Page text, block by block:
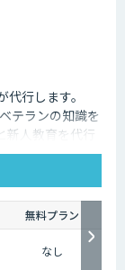
行します。
テランの知識を
新人教育を代行
質問に答えま
無料プラン
なし